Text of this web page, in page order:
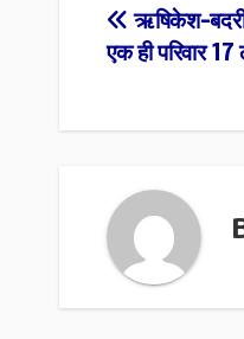
Post
ऋषिकेश-
एक ही परिवार